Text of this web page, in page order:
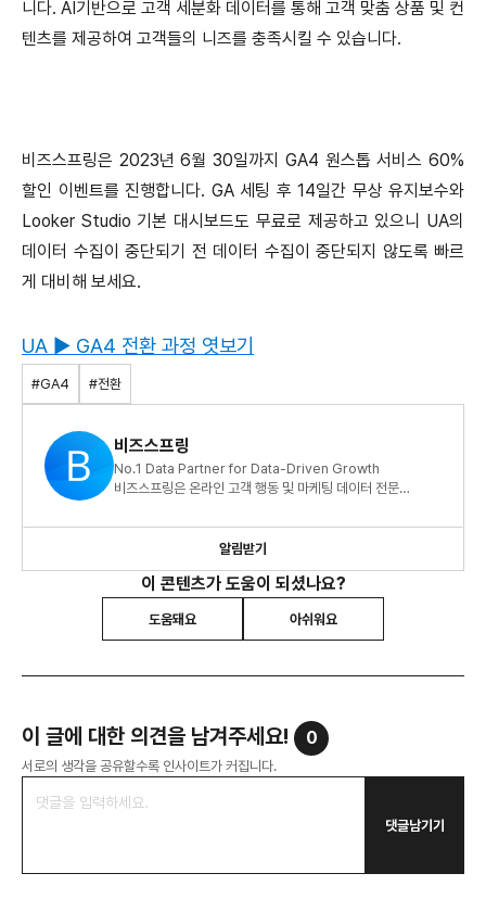
니다. AI기반으로 고객 세분화 데이터를 통해 고객 맞춤 상품 및 컨
텐츠를 제공하여 고객들의 니즈를 충족시킬 수 있습니다.
비즈스프링은 2023년 6월 30일까지 GA4 원스톱 서비스 60%
할인 이벤트를 진행합니다. GA 세팅 후 14일간 무상 유지보수와
Looker Studio 기본 대시보드도 무료로 제공하고 있으니 UA의
데이터 수집이 중단되기 전 데이터 수집이 중단되지 않도록 빠르
게 대비해 보세요.
UA ▶ GA4 전환 과정 엿보기
#GA4 #전환
비즈스프링
No.1 Data Partner for Data-Driven Growth
비즈스프링은 온라인 고객 행동 및 마케팅 데이터 전문
알림받기
이 콘텐츠가 도움이 되셨나요?
도움돼요 아쉬워요
이 글에 대한 의견을 남겨주세요! 0
서로의 생각을 공유할수록 인사이트가 커집니다.
댓글남기기